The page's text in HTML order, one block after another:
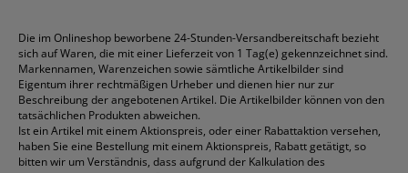
Die im Onlineshop beworbene 24-Stunden-Versandbereitschaft bezieht
sich auf Waren, die mit einer Lieferzeit von 1 Tag(e) gekennzeichnet sind.
Markennamen, Warenzeichen sowie sämtliche Artikelbilder sind
Eigentum ihrer rechtmäßigen Urheber und dienen hier nur zur
Beschreibung der angebotenen Artikel. Die Artikelbilder können von den
tatsächlichen Produkten abweichen.
Ist ein Artikel mit einem Aktionspreis, oder einer Rabattaktion versehen,
haben Sie eine Bestellung mit einem Aktionspreis, Rabatt getätigt, so
bitten wir um Verständnis, dass aufgrund der Kalkulation des